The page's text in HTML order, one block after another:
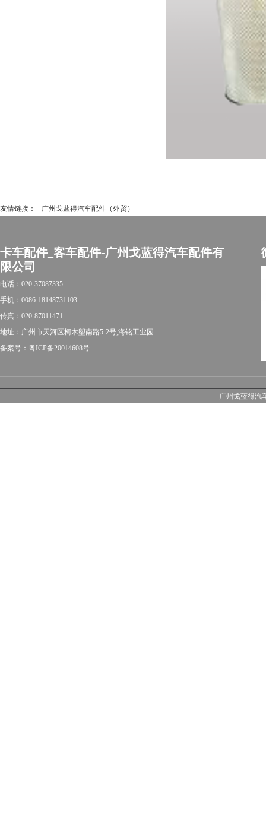
友情链接： 广州戈蓝得汽车配件（外贸）
卡车配件_客车配件-广州戈蓝得汽车配件有
限公司
电话：020-37087335
手机：0086-18148731103
传真：020-87011471
地址：广州市天河区柯木塱南路5-2号,海铭工业园
备案号：粤ICP备20014608号
广州戈蓝得汽